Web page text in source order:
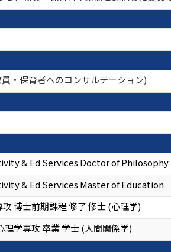
・保育者へのコンサルテーション)
& Ed Services Doctor of Philosophy
& Ed Services Master of Education
博士前期課程 修了 修士 (心理学)
学専攻 卒業 学士 (人間関係学)